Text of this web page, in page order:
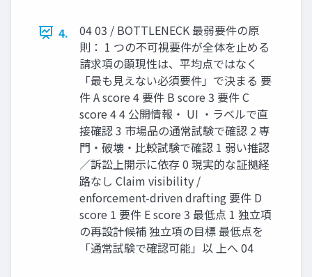
4.
04 03 / BOTTLENECK 最弱要件の原
則： 1 つの不可視要件が全体を止める
請求項の顕現性は、平均点ではなく
「最も見えない必須要件」で決まる 要
件 A score 4 要件 B score 3 要件 C
score 4 4 公開情報・ UI ・ラベルで直
接確認 3 市場品の通常試験で確認 2 専
門・破壊・比較試験で確認 1 弱い推認
／訴訟上開示に依存 0 現実的な証拠経
路なし Claim visibility /
enforcement-driven drafting 要件 D
score 1 要件 E score 3 最低点 1 独立項
の再設計候補 独立項の目標 最低点を
「通常試験で確認可能」以 上へ 04